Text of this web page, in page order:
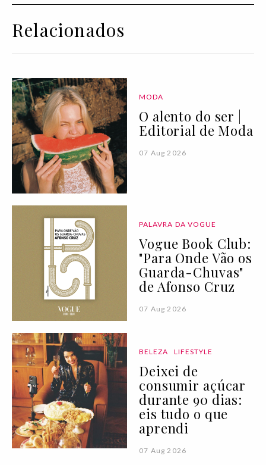
Relacionados
MODA
O alento do ser |
Editorial de Moda
07 Aug 2026
PALAVRA DA VOGUE
Vogue Book Club:
"Para Onde Vão os
Guarda-Chuvas"
de Afonso Cruz
07 Aug 2026
BELEZA LIFESTYLE
Deixei de
consumir açúcar
durante 90 dias:
eis tudo o que
aprendi
07 Aug 2026